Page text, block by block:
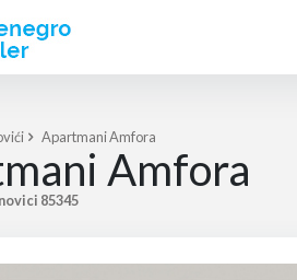
Apartmani Amfora
Amfora
85345